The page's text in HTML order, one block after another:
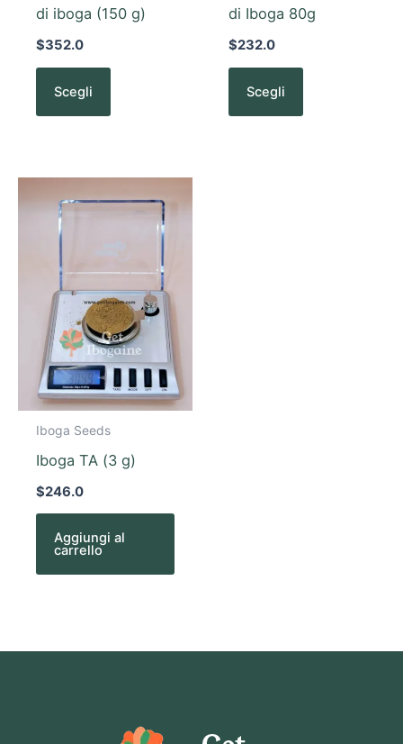
di iboga (150 g)
$352.0
Scegli
prodotto
di Iboga 80g
$232.0
Scegli
prodotto
Iboga Seeds
Iboga TA (3 g)
$246.0
Aggiungi al
carrello